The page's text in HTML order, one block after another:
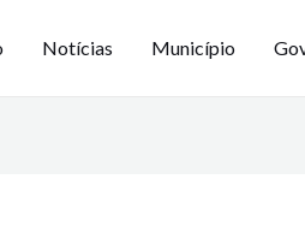
Notícias Município